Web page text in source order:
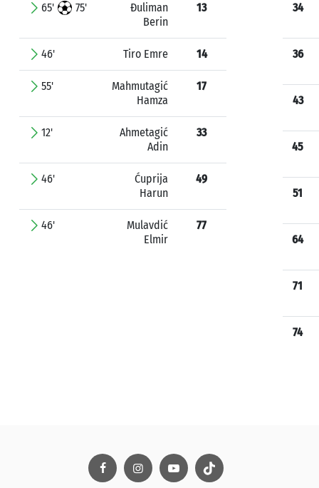
65' 75'
Đuliman
Berin
13
46' Tiro Emre 14
55'
Mahmutagić
Hamza
17
12'
Ahmetagić
Adin
33
46'
Ćuprija
Harun
49
46'
Mulavdić
Elmir
77
34
36
43
45
51
64
71
74